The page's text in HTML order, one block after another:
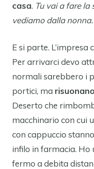
casa. Tu vai a fare la
vediamo dalla nonna.
E si parte. L’impresa
Per arrivarci devo
normali sarebbero i
portici, ma
Deserto che
macchinario con cui
con cappuccio
infilo in farmacia. Ho
fermo a debita